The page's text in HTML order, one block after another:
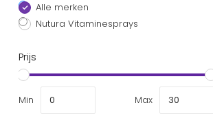
Alle merken
Nutura Vitaminesprays
Prijs
Min Max